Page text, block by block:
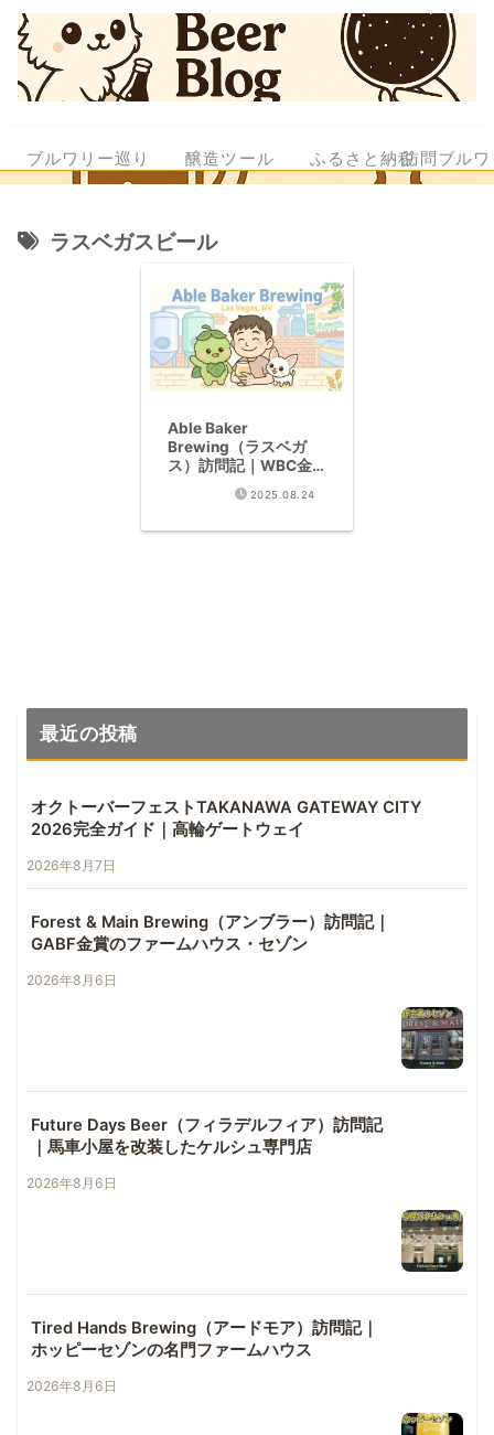
ブルワリー巡り 醸造ツール ふるさと納税訪問ブル
ラスベガスビール
Able Baker
Brewing（ラスベガ
ス）訪問記｜WBC金
賞アメリカンラガーの
2025.08.24
最近の投稿
オクトーバーフェストTAKANAWA GATEWAY CITY
2026完全ガイド｜高輪ゲートウェイ
2026年8月7日
Forest & Main Brewing（アンブラー）訪問記｜
GABF金賞のファームハウス・セゾン
2026年8月6日
Future Days Beer（フィラデルフィア）訪問記
｜馬車小屋を改装したケルシュ専門店
2026年8月6日
Tired Hands Brewing（アードモア）訪問記｜
ホッピーセゾンの名門ファームハウス
2026年8月6日